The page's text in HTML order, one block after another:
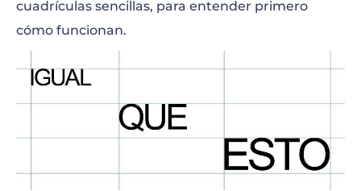
cuadrículas sencillas, para entender primero
cómo funcionan.